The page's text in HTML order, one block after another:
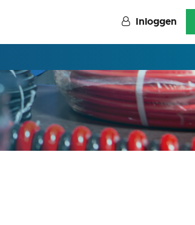
Inloggen